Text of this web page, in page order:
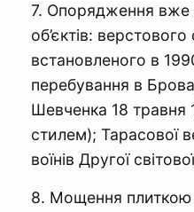
7. Опорядження вже
об’єктів:
встановленого в
перебування в
Шевченка 18 травня
стилем); Тарасової
воїнів Другої
8. Мощення плиткою